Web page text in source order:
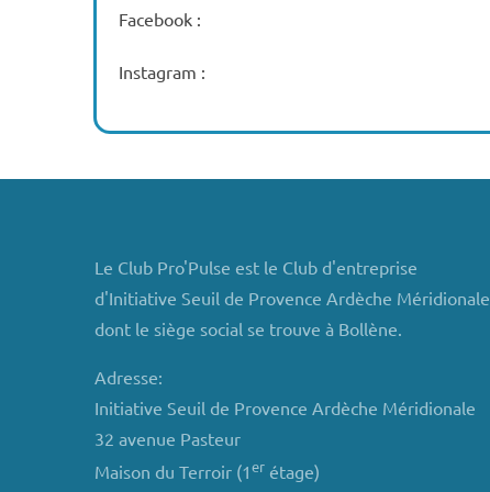
Facebook :
Instagram :
Le Club Pro'Pulse est le Club d'entreprise
d'Initiative Seuil de Provence Ardèche Méridionale
dont le siège social se trouve à Bollène.
Adresse:
Initiative Seuil de Provence Ardèche Méridionale
32 avenue Pasteur
Maison du Terroir (1erétage)